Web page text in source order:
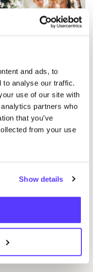
and ads, to
to analyse our traffic.
use of our site with
partners who
that you’ve
from your use
Show details
divers team? Laat
uit­kie­zen dank­wij
! Met de COSH!
natuur­lij­ke
in Euro­pa. De
adres­sen in